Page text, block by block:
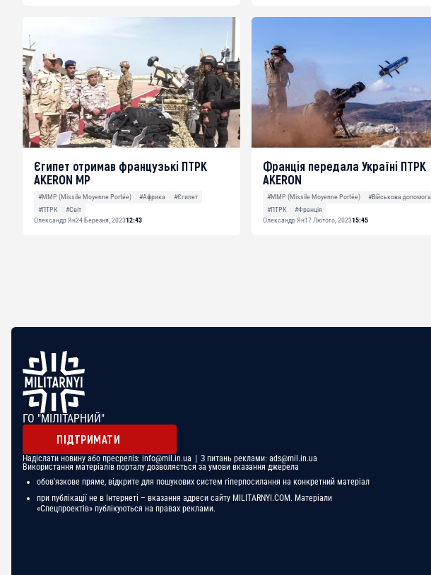
Єгипет отримав французькі ПТРК
AKERON МP
#MMP (Missile Moyenne Portée) #Африка
#Єгипет
#ПТРК
#Світ
Олександр Ян24 Березня, 202312:43
Франція передала Україні ПТРК
AKERON
#MMP (Missile Moyenne Portée)
#Військова допомога
#ПТРК
#Франція
Олександр Ян17 Лютого, 202315:45
ГО "МІЛІТАРНИЙ"
ПІДТРИМАТИ
Надіслати новину або пресреліз: info@mil.in.ua | З питань реклами: ads@mil.in.ua
Використання матеріалів порталу дозволяється за умови вказання джерела
обов'язкове пряме, відкрите для пошукових систем гіперпосилання на конкретний матеріал
при публікації не в Інтернеті – вказання адреси сайту MILITARNYI.COM. Матеріали
«Спецпроектів» публікуються на правах реклами.